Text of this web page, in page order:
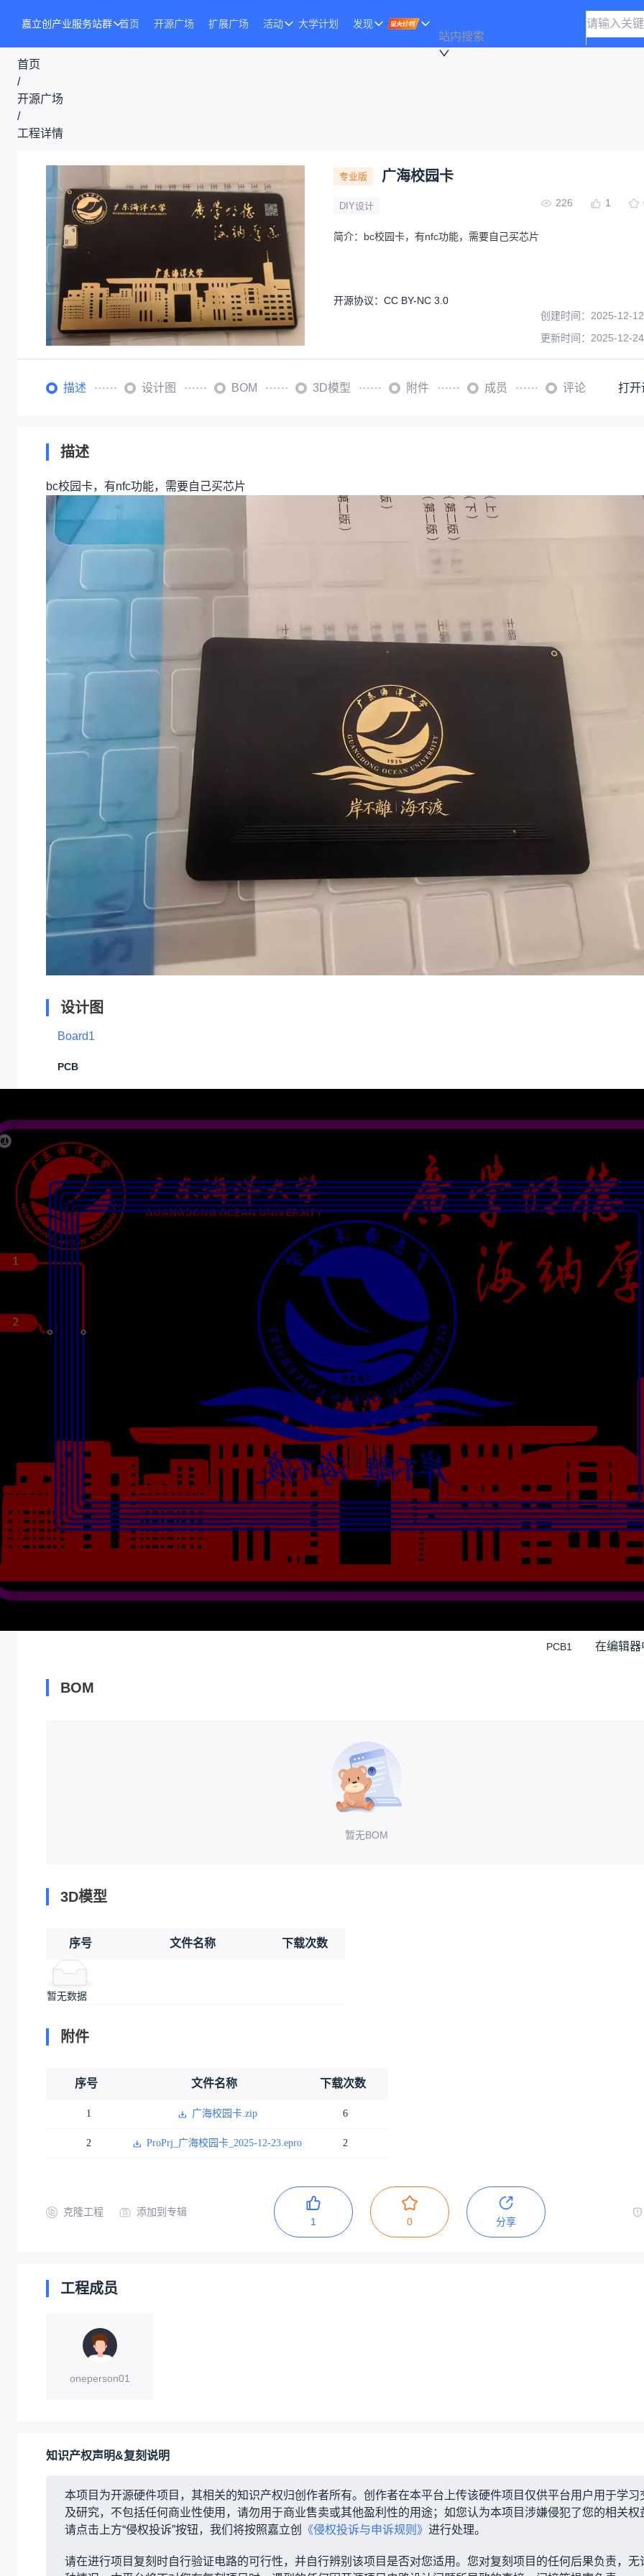
嘉立创产业服务站群 首页 开源广场 扩展广场 活动 大学计划 发现
站内搜索
首页
/
开源广场
/
工程详情
专业版 广海校园卡
DIY设计 226 1
简介： bc校园卡，有nfc功能，需要自己买芯片
开源协议： CC BY-NC 3.0
创建时间： 2025-12-
更新时间： 2025-12-
描述 设计图 BOM 3D模型 附件 成员 评论 打开
描述
bc校园卡，有nfc功能，需要自己买芯片
设计图
Board1
PCB
PCB1 在编辑器
BOM
暂无BOM
3D模型
序号 文件名称 下载次数
暂无数据
附件
序号 文件名称 下载次数
1 广海校园卡.zip 6
2 ProPrj_广海校园卡_2025-12-23.epro 2
克隆工程
添加到专辑
1
0 分享
工程成员
oneperson01
知识产权声明&复刻说明
本项目为开源硬件项目，其相关的知识产权归创作者所有。创作者在本平台上传该硬件项目仅供平台用户用于学习
及研究，不包括任何商业性使用，请勿用于商业售卖或其他盈利性的用途；如您认为本项目涉嫌侵犯了您的相关权
请点击上方“侵权投诉”按钮，我们将按照嘉立创
《侵权投诉与申诉规则》 进行处理。
请在进行项目复刻时自行验证电路的可行性，并自行辨别该项目是否对您适用。您对复刻项目的任何后果负责，无